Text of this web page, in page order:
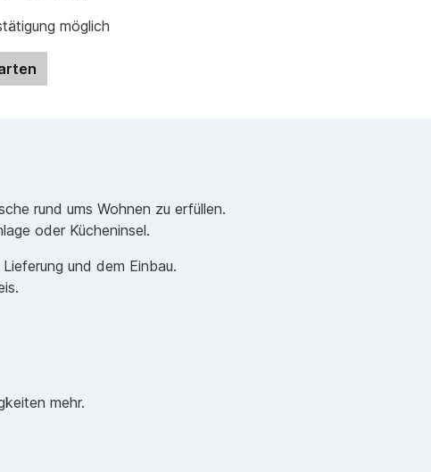
möglich
rund ums Wohnen zu erfüllen.
oder Kücheninsel.
und dem Einbau.
mehr.